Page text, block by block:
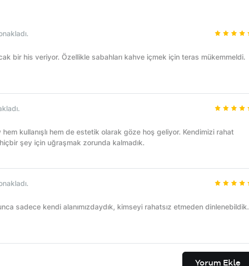
bir his veriyor. Özellikle sabahları kahve içmek için teras mükemmeldi.
kullanışlı hem de estetik olarak göze hoş geliyor. Kendimizi rahat
şey için uğraşmak zorunda kalmadık.
sadece kendi alanımızdaydık, kimseyi rahatsız etmeden dinlenebildik.
Yorum Ekle